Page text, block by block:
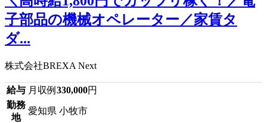
子部品の機械オペレーター／家賃タ
ダ...
株式会社BREXA Next
給与 月収例 330,000円
勤務
地
愛知県 小牧市